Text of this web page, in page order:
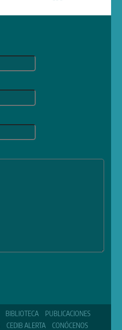
BIBLIOTECA
PUBLICACIONES
CEDIB ALERTA CONÓCENOS